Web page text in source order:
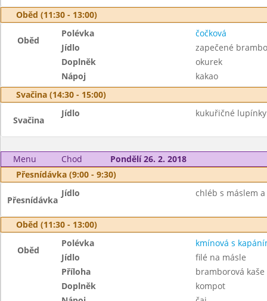
Oběd (11:30 - 13:00)
Oběd
Polévka
čočková
Jídlo
zapečené
Doplněk
okurek
Nápoj
kakao
Svačina (14:30 - 15:00)
Svačina
Jídlo kukuřičné
Menu Chod
Pondělí 26. 2. 2018
Přesnídávka (9:00 - 9:30)
Přesnídávka
Jídlo chléb s máslem
Oběd (11:30 - 13:00)
Oběd
Polévka
kmínová s
Jídlo
filé na másle
Příloha
bramborová kaše
Doplněk
kompot